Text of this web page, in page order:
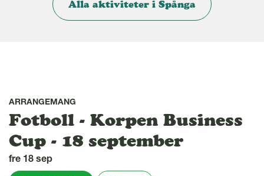
Alla aktiviteter i Spånga
ARRANGEMANG
Fotboll - Korpen Business
Cup - 18 september
fre 18 sep